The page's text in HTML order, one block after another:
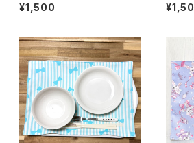
ラック無地】給食袋25×20cm
ランチョンマット 25×35cm ★
用のかわいい巾着袋や入園オー
ダーHoshizora☆ほしぞら
¥1,500
トグリ
m ランチョンマット 25×35cm